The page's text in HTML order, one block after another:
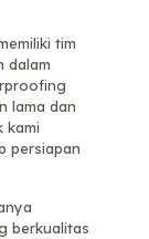
tim
dalam
lama dan
kami
persiapan
berkualitas